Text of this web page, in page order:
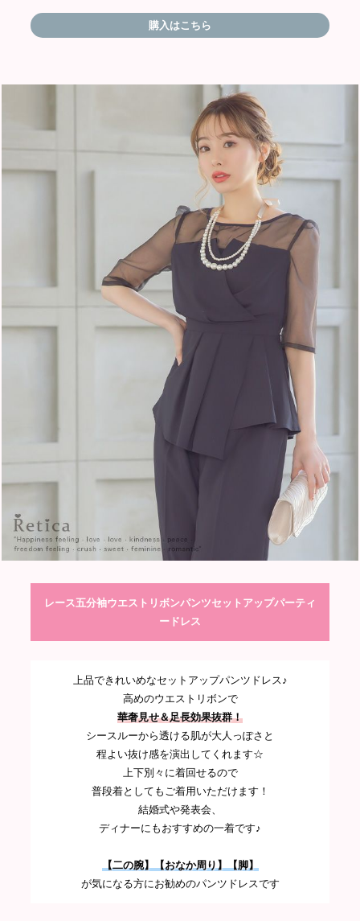
購入はこちら
レース五分袖ウエストリボンパンツセットアップパーティ
ードレス
上品できれいめなセットアップパンツドレス♪
高めのウエストリボンで
華奢見せ＆足長効果抜群！
シースルーから透ける肌が大人っぽさと
程よい抜け感を演出してくれます☆
上下別々に着回せるので
普段着としてもご着用いただけます！
結婚式や発表会、
ディナーにもおすすめの一着です♪
【二の腕】【おなか周り】【脚】
が気になる方にお勧めのパンツドレスです